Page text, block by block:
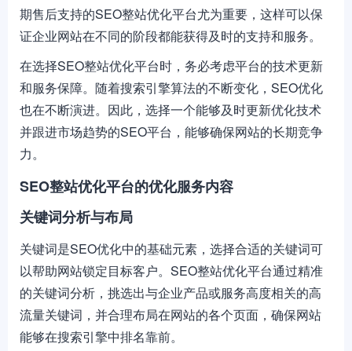
期售后支持的SEO整站优化平台尤为重要，这样可以保
证企业网站在不同的阶段都能获得及时的支持和服务。
在选择SEO整站优化平台时，务必考虑平台的技术更新
和服务保障。随着搜索引擎算法的不断变化，SEO优化
也在不断演进。因此，选择一个能够及时更新优化技术
并跟进市场趋势的SEO平台，能够确保网站的长期竞争
力。
SEO整站优化平台的优化服务内容
关键词分析与布局
关键词是SEO优化中的基础元素，选择合适的关键词可
以帮助网站锁定目标客户。SEO整站优化平台通过精准
的关键词分析，挑选出与企业产品或服务高度相关的高
流量关键词，并合理布局在网站的各个页面，确保网站
能够在搜索引擎中排名靠前。